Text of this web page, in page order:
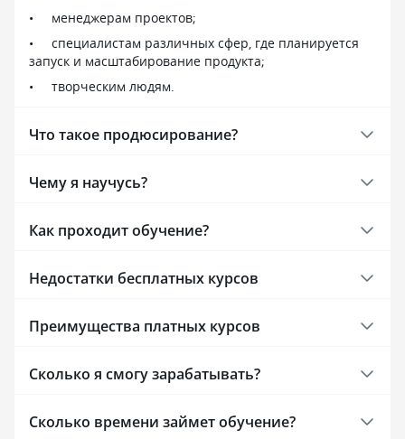
менеджерам проектов;
специалистам различных сфер, где планируется
запуск и масштабирование продукта;
творческим людям.
Что такое продюсирование?
Чему я научусь?
Как проходит обучение?
Недостатки бесплатных курсов
Преимущества платных курсов
Сколько я смогу зарабатывать?
Сколько времени займет обучение?